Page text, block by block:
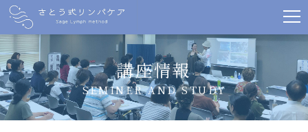
講座情報
SEMINER AND STUDY